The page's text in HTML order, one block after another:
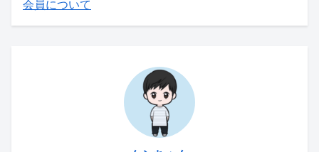
会員について